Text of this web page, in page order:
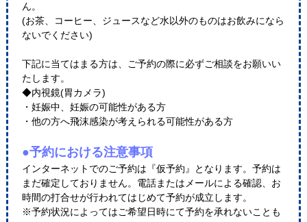
ん。
(お茶、コーヒー、ジュースなど水以外のものはお飲みになら
ないでください)
下記に当てはまる方は、ご予約の際に必ずご相談をお願いい
たします。
◆内視鏡(胃カメラ)
・妊娠中、妊娠の可能性がある方
・他の方へ飛沫感染が考えられる可能性がある方
●予約における注意事項
インターネットでのご予約は『仮予約』となります。予約は
まだ確定しておりません。電話またはメールによる確認、お
時間の打合せが行われてはじめて予約が成立します。
※予約状況によってはご希望日時にて予約を承れないことも